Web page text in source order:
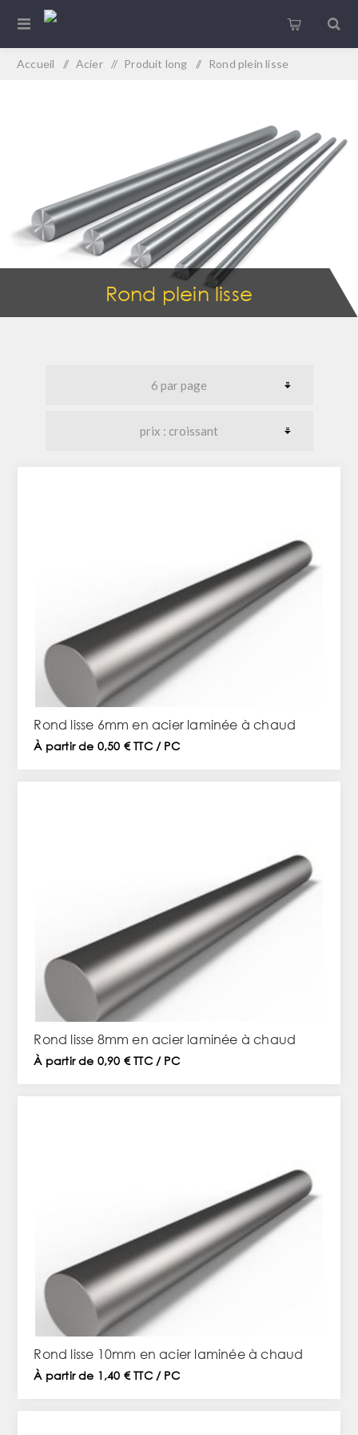
Accueil / Acier / Produit long / Rond plein lisse
Rond plein lisse
Rond lisse 6mm en acier laminée à chaud
À partir de 0,50 € TTC / PC
Rond lisse 8mm en acier laminée à chaud
À partir de 0,90 € TTC / PC
Rond lisse 10mm en acier laminée à chaud
À partir de 1,40 € TTC / PC